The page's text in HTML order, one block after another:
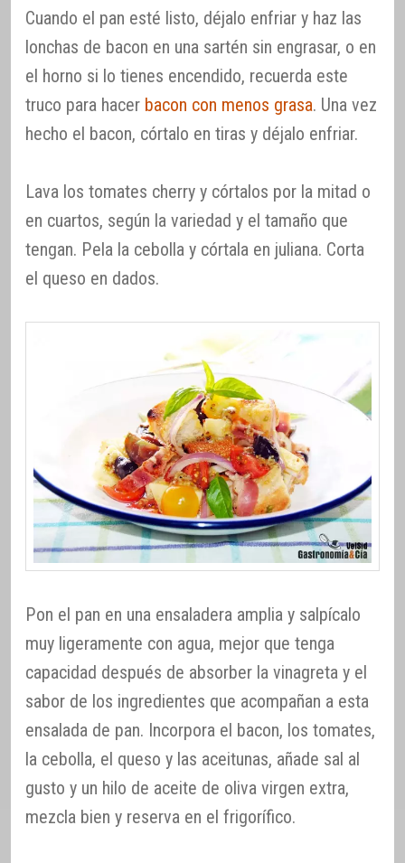
Cuando el pan esté listo, déjalo enfriar y haz las
lonchas de bacon en una sartén sin engrasar, o en
el horno si lo tienes encendido, recuerda este
truco para hacer bacon con menos grasa. Una vez
hecho el bacon, córtalo en tiras y déjalo enfriar.
Lava los tomates cherry y córtalos por la mitad o
en cuartos, según la variedad y el tamaño que
tengan. Pela la cebolla y córtala en juliana. Corta
el queso en dados.
Pon el pan en una ensaladera amplia y salpícalo
muy ligeramente con agua, mejor que tenga
capacidad después de absorber la vinagreta y el
sabor de los ingredientes que acompañan a esta
ensalada de pan. Incorpora el bacon, los tomates,
la cebolla, el queso y las aceitunas, añade sal al
gusto y un hilo de aceite de oliva virgen extra,
mezcla bien y reserva en el frigorífico.